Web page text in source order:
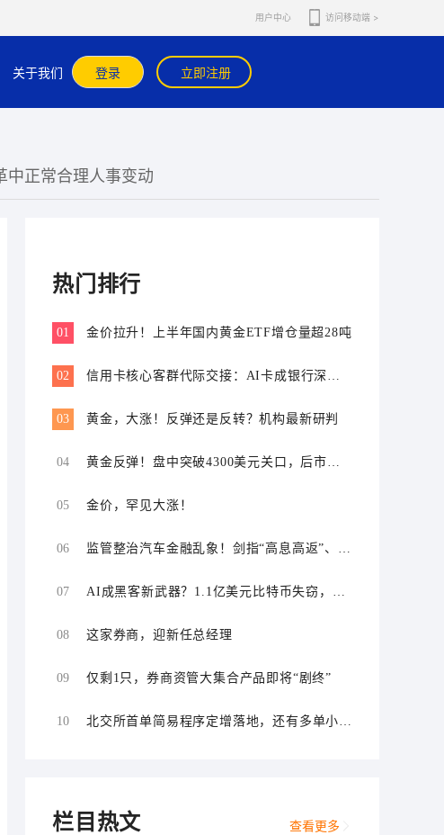
服核实。 用户中心 访问移动端 >
关于我们 登录 立即注册
中正常合理人事变动
热门排行
01 金价拉升！上半年国内黄金ETF增仓量超28吨
02
信用卡核心客群代际交接：AI卡成银行深耕
03
黄金，大涨！反弹还是反转？机构最新研判
04
黄金反弹！盘中突破4300美元关口，后市怎
05
金价，罕见大涨！
06
监管整治汽车金融乱象！剑指“高息高返”、
07
AI成黑客新武器？1.1亿美元比特币失窃，加
08
这家券商，迎新任总经理
09 仅剩1只，券商资管大集合产品即将“剧终”
10
北交所首单简易程序定增落地，还有多单小额
栏目热文 查看更多